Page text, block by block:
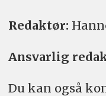
Redaktør:
Ansvarlig
Du kan også